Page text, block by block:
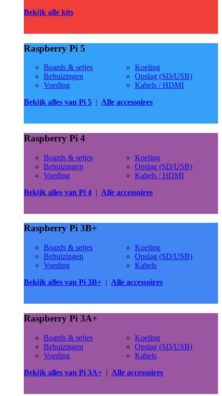
Bekijk alle kits
Raspberry Pi 5
Boards & setjes
Behuizingen
Voeding
Koeling
Opslag (SD/USB)
Kabels / HDMI
Bekijk alles van Pi 5 | Alle accessoires
Raspberry Pi 4
Boards & setjes
Behuizingen
Voeding
Koeling
Opslag (SD/USB)
Kabels / HDMI
Bekijk alles van Pi 4 | Alle accessoires
Raspberry Pi 3B+
Boards & setjes
Behuizingen
Voeding
Koeling
Opslag (SD/USB)
Kabels
Bekijk alles van Pi 3B+ | Alle accessoires
Raspberry Pi 3A+
Boards & setjes
Behuizingen
Voeding
Koeling
Opslag (SD/USB)
Kabels
Bekijk alles van Pi 3A+ | Alle accessoires